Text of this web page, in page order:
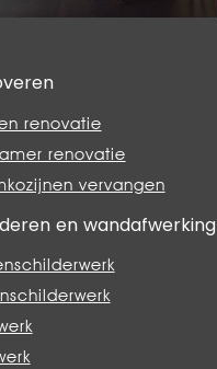
renovatie
renovatie
vervangen
en wandafwerking